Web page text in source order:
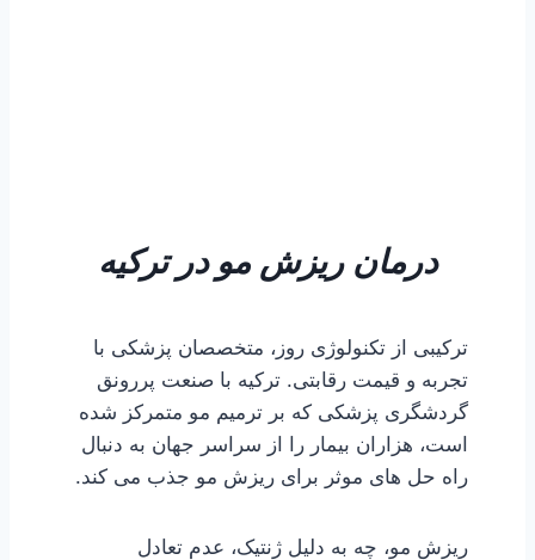
درمان ریزش مو در ترکیه
ترکیبی از تکنولوژی روز، متخصصان پزشکی با
تجربه و قیمت رقابتی. ترکیه با صنعت پررونق
گردشگری پزشکی که بر ترمیم مو متمرکز شده
است، هزاران بیمار را از سراسر جهان به دنبال
راه حل های موثر برای ریزش مو جذب می کند.
ریزش مو، چه به دلیل ژنتیک، عدم تعادل